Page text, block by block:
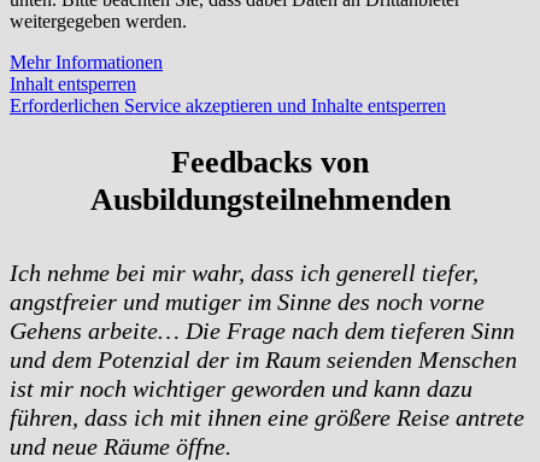
weitergegeben werden.
Mehr Informationen
Inhalt entsperren
Erforderlichen Service akzeptieren und Inhalte entsperren
Feedbacks von
Ausbildungsteilnehmenden
Ich nehme bei mir wahr, dass ich generell tiefer,
angstfreier und mutiger im Sinne des noch vorne
Gehens arbeite… Die Frage nach dem tieferen Sinn
und dem Potenzial der im Raum seienden Menschen
ist mir noch wichtiger geworden und kann dazu
führen, dass ich mit ihnen eine größere Reise antrete
und neue Räume öffne.